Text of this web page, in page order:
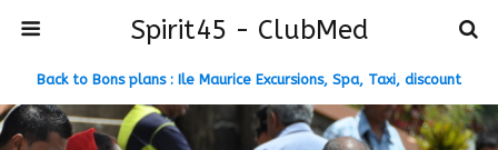
Spirit45 - ClubMed
Back to Bons plans : Ile Maurice Excursions, Spa, Taxi, discount